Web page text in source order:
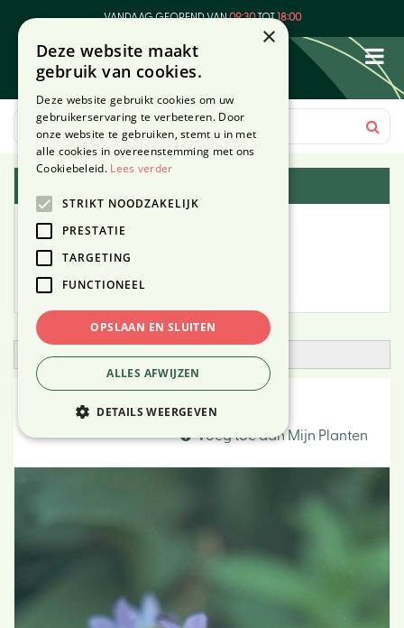
VANDAAG GEOPEND VAN09:30TOT18:00
Open zoekfilter
Klokje
Voeg toe aan Mijn Planten
×
Deze website maakt
gebruik van cookies.
Deze website gebruikt cookies om uw
gebruikerservaring te verbeteren. Door
onze website te gebruiken, stemt u in met
alle cookies in overeenstemming met ons
Cookiebeleid. Lees verder
STRIKT NOODZAKELIJK
PRESTATIE
TARGETING
FUNCTIONEEL
OPSLAAN EN SLUITEN
ALLES AFWIJZEN
DETAILS WEERGEVEN